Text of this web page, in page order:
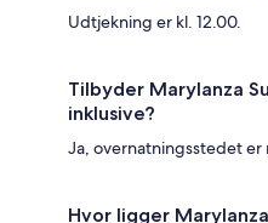
Udtjekning er kl. 12.00.
Tilbyder Marylanza
inklusive?
Ja, overnatningsstedet er
Hvor ligger